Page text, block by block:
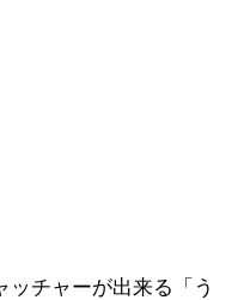
チャーが出来る「う